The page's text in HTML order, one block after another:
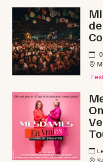
Concerts
Sports
Soirées
Sorties famille
Expos
Sorties & loisirs
Jeux en Ariège
Nice
Paris
Strasbourg
Toulouse